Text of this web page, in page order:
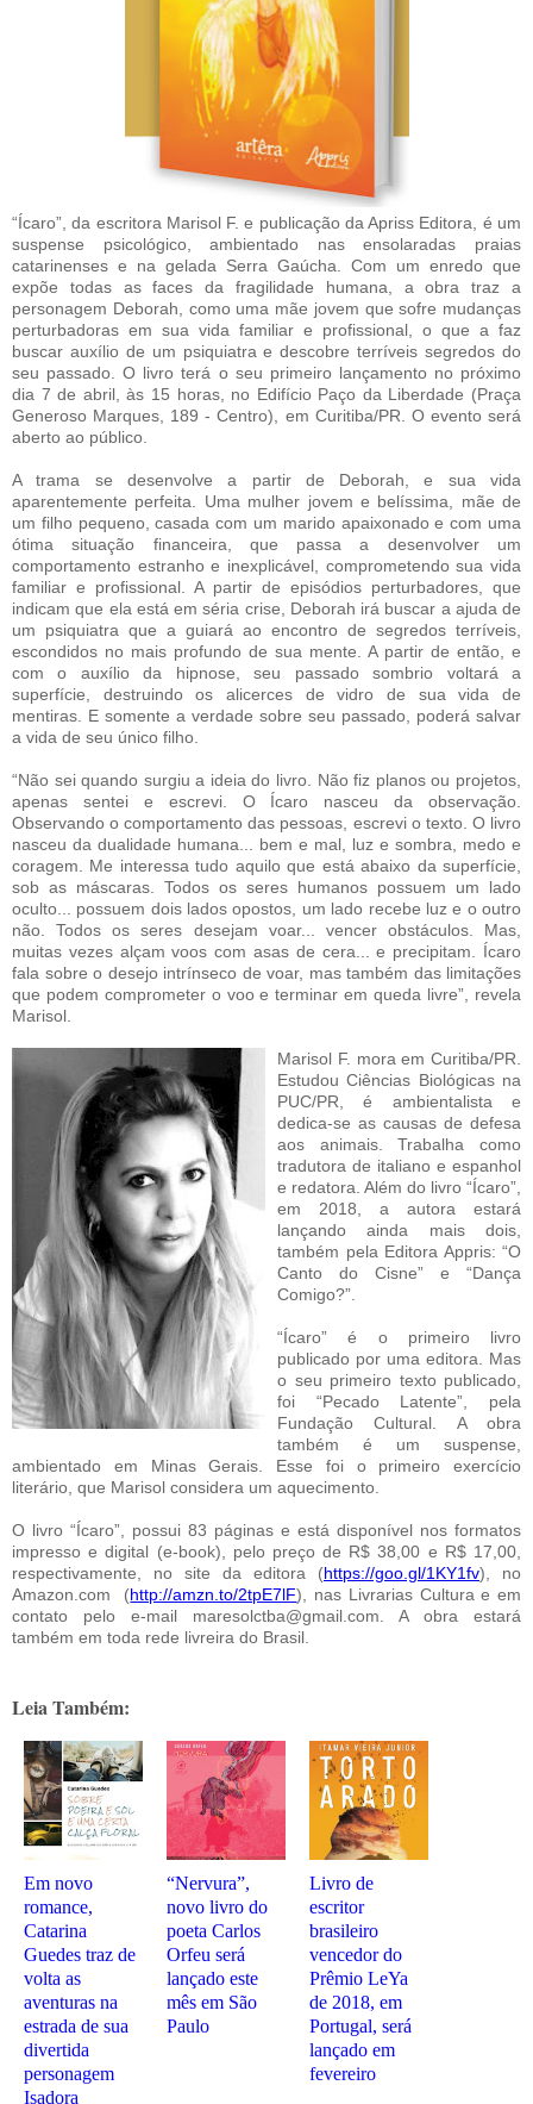
“Ícaro”, da escritora Marisol F. e publicação da Apriss Editora, é um
suspense psicológico, ambientado nas ensolaradas praias
catarinenses e na gelada Serra Gaúcha. Com um enredo que
expõe todas as faces da fragilidade humana, a obra traz a
personagem Deborah, como uma mãe jovem que sofre mudanças
perturbadoras em sua vida familiar e profissional, o que a faz
buscar auxílio de um psiquiatra e descobre terríveis segredos do
seu passado. O livro terá o seu primeiro lançamento no próximo
dia 7 de abril, às 15 horas, no Edifício Paço da Liberdade (Praça
Generoso Marques, 189 - Centro), em Curitiba/PR. O evento será
aberto ao público.
A trama se desenvolve a partir de Deborah, e sua vida
aparentemente perfeita. Uma mulher jovem e belíssima, mãe de
um filho pequeno, casada com um marido apaixonado e com uma
ótima situação financeira, que passa a desenvolver um
comportamento estranho e inexplicável, comprometendo sua vida
familiar e profissional. A partir de episódios perturbadores, que
indicam que ela está em séria crise, Deborah irá buscar a ajuda de
um psiquiatra que a guiará ao encontro de segredos terríveis,
escondidos no mais profundo de sua mente. A partir de então, e
com o auxílio da hipnose, seu passado sombrio voltará a
superfície, destruindo os alicerces de vidro de sua vida de
mentiras. E somente a verdade sobre seu passado, poderá salvar
a vida de seu único filho.
“Não sei quando surgiu a ideia do livro. Não fiz planos ou projetos,
apenas sentei e escrevi. O Ícaro nasceu da observação.
Observando o comportamento das pessoas, escrevi o texto. O livro
nasceu da dualidade humana... bem e mal, luz e sombra, medo e
coragem. Me interessa tudo aquilo que está abaixo da superfície,
sob as máscaras. Todos os seres humanos possuem um lado
oculto... possuem dois lados opostos, um lado recebe luz e o outro
não. Todos os seres desejam voar... vencer obstáculos. Mas,
muitas vezes alçam voos com asas de cera... e precipitam. Ícaro
fala sobre o desejo intrínseco de voar, mas também das limitações
que podem comprometer o voo e terminar em queda livre”, revela
Marisol.
Marisol F. mora em Curitiba/PR.
Estudou Ciências Biológicas na
PUC/PR, é ambientalista e
dedica-se as causas de defesa
aos animais. Trabalha como
tradutora de italiano e espanhol
e redatora. Além do livro “Ícaro”,
em 2018, a autora estará
lançando ainda mais dois,
também pela Editora Appris: “O
Canto do Cisne” e “Dança
Comigo?”.
“Ícaro” é o primeiro livro
publicado por uma editora. Mas
o seu primeiro texto publicado,
foi “Pecado Latente”, pela
Fundação Cultural. A obra
também é um suspense,
ambientado em Minas Gerais. Esse foi o primeiro exercício
literário, que Marisol considera um aquecimento.
O livro “Ícaro”, possui 83 páginas e está disponível nos formatos
impresso e digital (e-book), pelo preço de R$ 38,00 e R$ 17,00,
respectivamente, no site da editora (https://goo.gl/1KY1fv), no
Amazon.com (http://amzn.to/2tpE7lF), nas Livrarias Cultura e em
contato pelo e-mail maresolctba@gmail.com. A obra estará
também em toda rede livreira do Brasil.
Leia Também:
Em novo
romance,
Catarina
Guedes traz de
volta as
aventuras na
estrada de sua
divertida
personagem
Isadora
“Nervura”,
novo livro do
poeta Carlos
Orfeu será
lançado este
mês em São
Paulo
Livro de
escritor
brasileiro
vencedor do
Prêmio LeYa
de 2018, em
Portugal, será
lançado em
fevereiro